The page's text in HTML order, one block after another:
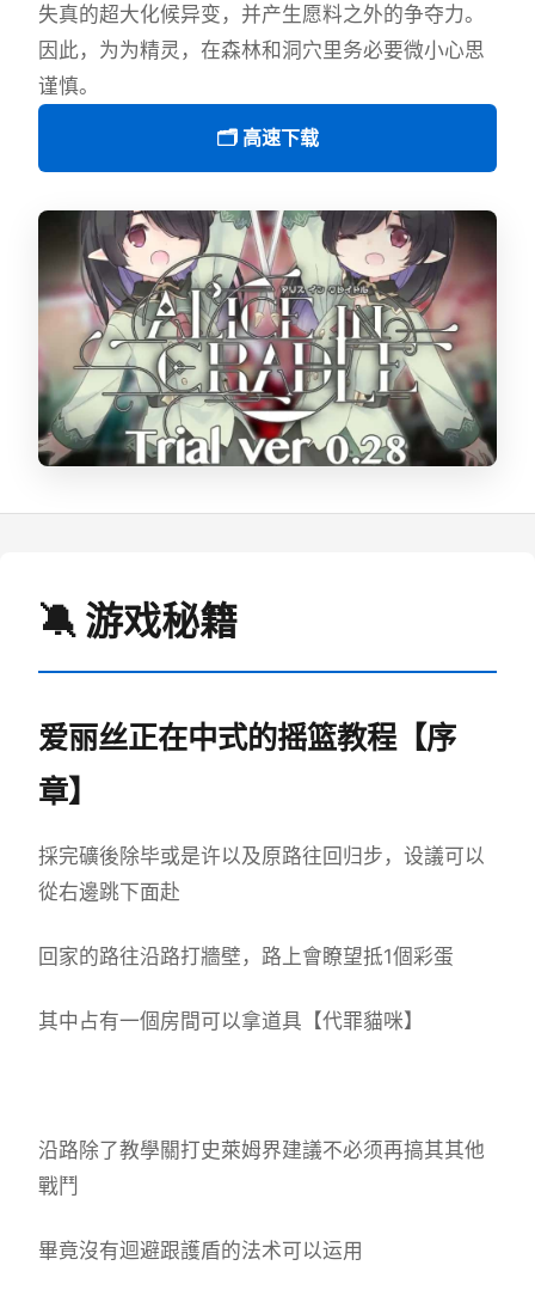
失真的超大化候异变，并产生愿料之外的争夺力。
因此，为为精灵，在森林和洞穴里务必要微小心思
谨慎。
🗂️ 高速下载
🔕 游戏秘籍
爱丽丝正在中式的摇篮教程【序
章】
採完礦後除毕或是许以及原路往回归步，设議可以
從右邊跳下面赴
回家的路往沿路打牆壁，路上會瞭望抵1個彩蛋
其中占有一個房間可以拿道具【代罪貓咪】
沿路除了教學關打史萊姆界建議不必须再搞其其他
戰鬥
畢竟沒有迴避跟護盾的法术可以运用